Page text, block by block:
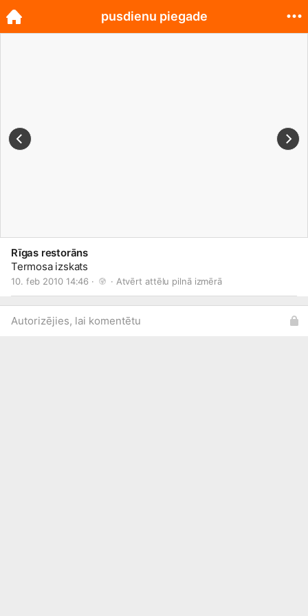
Rīgas restorāns
Termosa izskats
10. feb 2010 14:46 · · Atvērt attēlu pilnā izmērā
Autorizējies, lai komentētu
pusdienu piegade